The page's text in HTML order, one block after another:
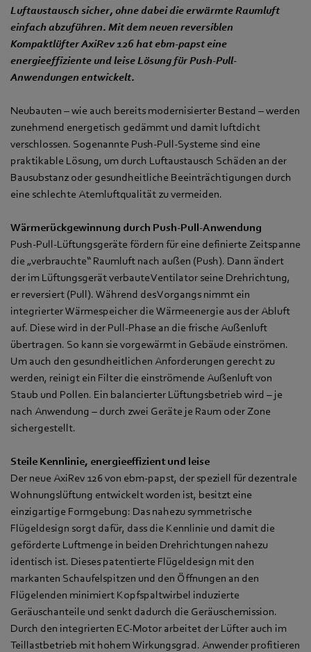
Luftaustausch sicher, ohne dabei die erwärmte Raumluft
einfach abzuführen. Mit dem neuen reversiblen
Kompaktlüfter AxiRev 126 hat ebm‑papst eine
energieeffiziente und leise Lösung für Push-Pull-
Anwendungen entwickelt.
Neubauten – wie auch bereits modernisierter Bestand – werden
zunehmend energetisch gedämmt und damit luftdicht
verschlossen. Sogenannte Push-Pull-Systeme sind eine
praktikable Lösung, um durch Luftaustausch Schäden an der
Bausubstanz oder gesundheitliche Beeinträchtigungen durch
eine schlechte Atemluftqualität zu vermeiden.
Wärmerückgewinnung durch Push-Pull-Anwendung
Push-Pull-Lüftungsgeräte fördern für eine definierte Zeitspanne
die „verbrauchte“ Raumluft nach außen (Push). Dann ändert
der im Lüftungsgerät verbaute Ventilator seine Drehrichtung,
er reversiert (Pull). Während des Vorgangs nimmt ein
integrierter Wärmespeicher die Wärmeenergie aus der Abluft
auf. Diese wird in der Pull-Phase an die frische Außenluft
übertragen. So kann sie vorgewärmt in Gebäude einströmen.
Um auch den gesundheitlichen Anforderungen gerecht zu
werden, reinigt ein Filter die einströmende Außenluft von
Staub und Pollen. Ein balancierter Lüftungsbetrieb wird – je
nach Anwendung – durch zwei Geräte je Raum oder Zone
sichergestellt.
Steile Kennlinie, energieeffizient und leise
Der neue AxiRev 126 von ebm‑papst, der speziell für dezentrale
Wohnungslüftung entwickelt worden ist, besitzt eine
einzigartige Formgebung: Das nahezu symmetrische
Flügeldesign sorgt dafür, dass die Kennlinie und damit die
geförderte Luftmenge in beiden Drehrichtungen nahezu
identisch ist. Dieses patentierte Flügeldesign mit den
markanten Schaufelspitzen und den Öffnungen an den
Flügelenden minimiert Kopfspaltwirbel induzierte
Geräuschanteile und senkt dadurch die Geräuschemission.
Durch den integrierten EC-Motor arbeitet der Lüfter auch im
Teillastbetrieb mit hohem Wirkungsgrad. Anwender profitieren